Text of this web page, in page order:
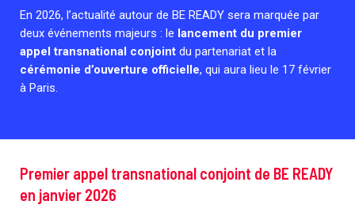
En 2026, l’actualité autour de BE READY sera marquée par
deux événements majeurs : le lancement du premier
appel transnational conjoint du partenariat et la
cérémonie d’ouverture officielle, qui aura lieu le 17 février
à Paris.
Premier appel transnational conjoint de BE READY
en janvier 2026